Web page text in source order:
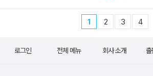
1 2 3 4
로그인 전체 메뉴 회사 소개